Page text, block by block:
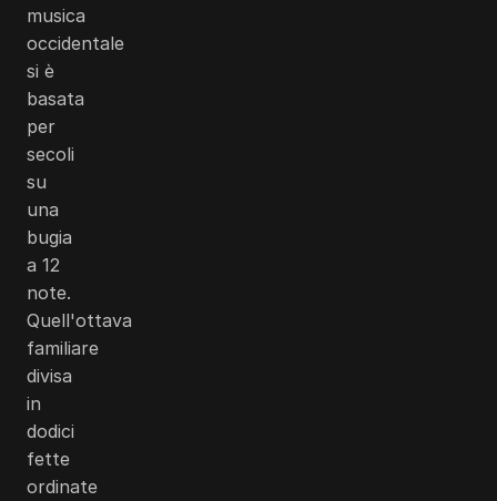
musica
occidentale
si è
basata
per
secoli
su
una
bugia
a 12
note.
Quell'ottava
familiare
divisa
in
dodici
fette
ordinate